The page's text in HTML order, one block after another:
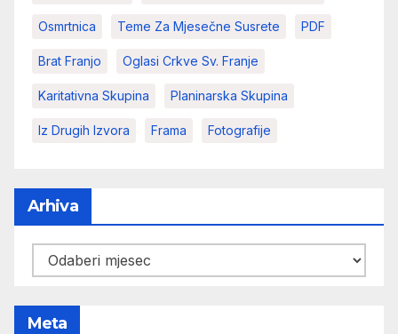
Osmrtnica Teme Za Mjesečne Susrete PDF
Brat Franjo Oglasi Crkve Sv. Franje
Karitativna Skupina Planinarska Skupina
Iz Drugih Izvora Frama Fotografije
Arhiva
Arhiva
Meta